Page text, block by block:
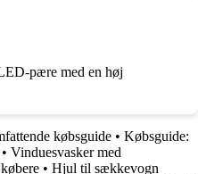
pære med en høj
købsguide • Købsguide:
• Vinduesvasker med
• Hjul til sækkevogn